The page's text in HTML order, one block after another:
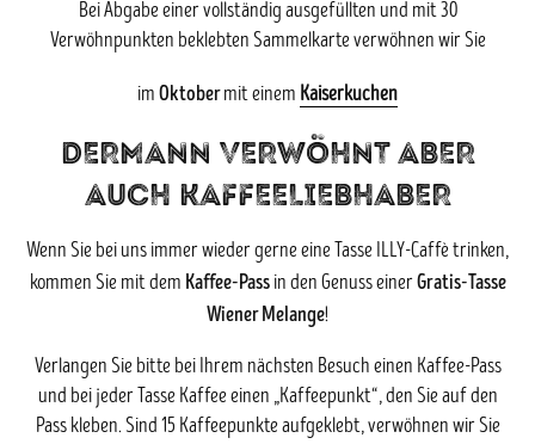
Bei Abgabe einer vollständig ausgefüllten und mit 30
Verwöhnpunkten beklebten Sammelkarte verwöhnen wir Sie
im Oktobermit einem Kaiserkuchen
DERMANN VERWÖHNT ABER
AUCH KAFFEELIEBHABER
Wenn Sie bei uns immer wieder gerne eine Tasse ILLY-Caffè trinken,
kommen Sie mit dem Kaffee-Passin den Genuss einerGratis-Tasse
Wiener Melange!
Verlangen Sie bitte bei Ihrem nächsten Besuch einen Kaffee-Pass
und bei jeder Tasse Kaffee einen „Kaffeepunkt“, den Sie auf den
Pass kleben. Sind 15 Kaffeepunkte aufgeklebt, verwöhnen wir Sie